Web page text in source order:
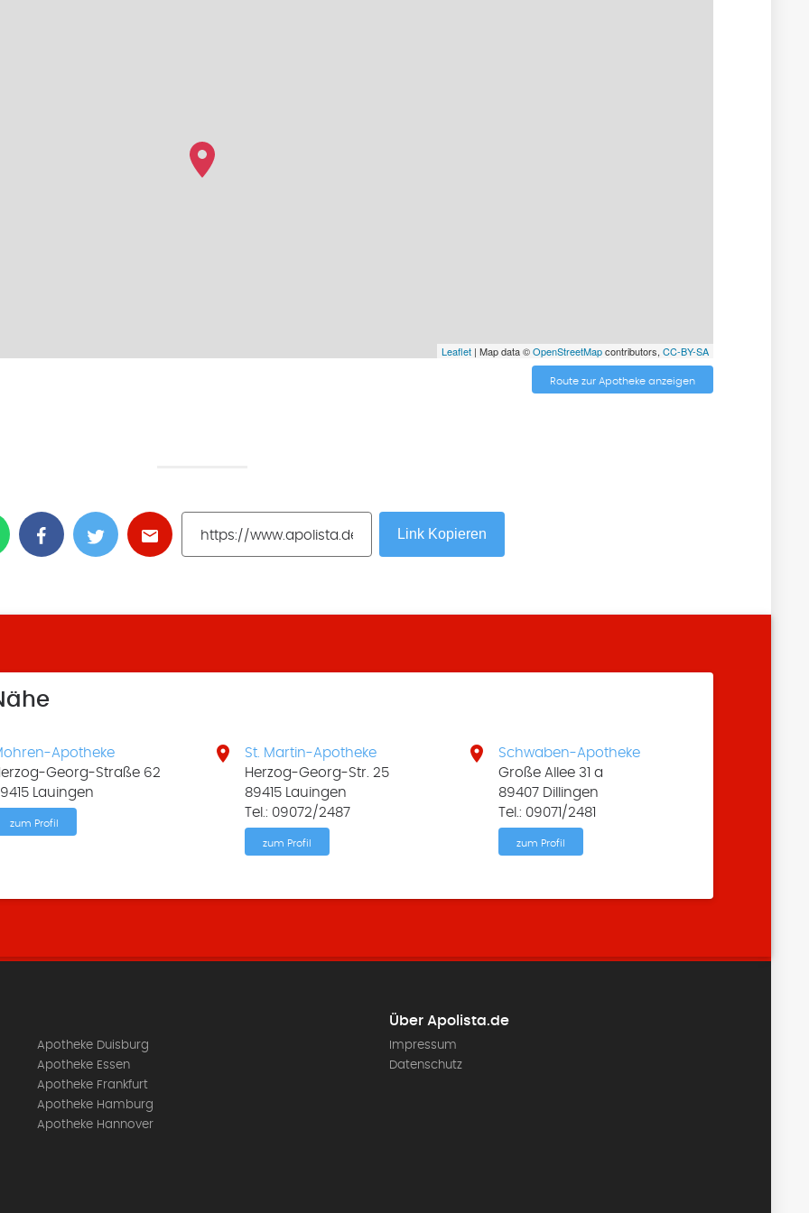
Leaflet| Map data ©OpenStreetMapcontributors, CC-BY-SA
Route zur Apotheke anzeigen
Link Kopieren
Apotheke
Georg-Straße 62
Lauingen
zum Profil

St. Martin-Apotheke
Herzog-Georg-Str. 25
89415 Lauingen
Tel.: 09072/2487
zum Profil

Schwaben-Apotheke
Große Allee 31 a
89407 Dillingen
Tel.: 09071/2481
zum Profil
Apotheke Duisburg
Apotheke Essen
Apotheke Frankfurt
Apotheke Hamburg
Apotheke Hannover
Über Apolista.de
Impressum
Datenschutz